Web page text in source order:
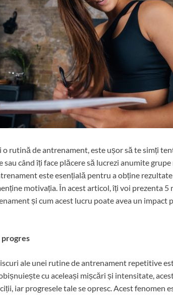
rutină de antrenament, este ușor să te simți
sau când îți face plăcere să lucrezi anumite
este esențială pentru a obține
motivația. În acest articol, îți voi prezenta
și cum acest lucru poate avea un impact
progres
ale unei rutine de antrenament repetitive
cu aceleași mișcări și intensitate,
iar progresele tale se opresc. Acest fenomen